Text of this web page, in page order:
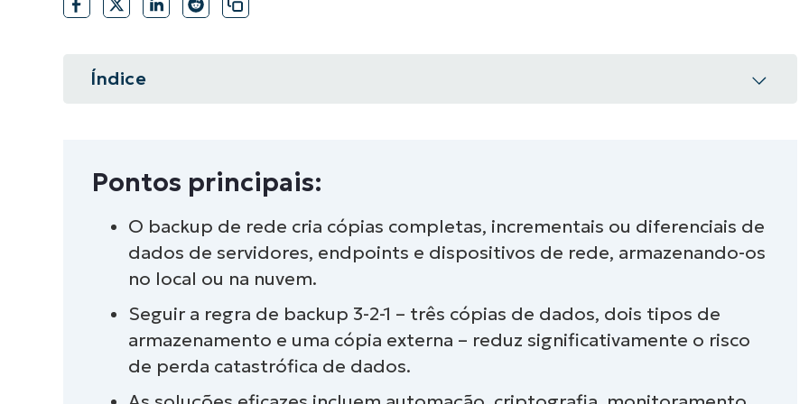
PRODUTO
Índice
Pontos principais:
O que é backup de configuração de rede?
O que é uma solução de backup de rede?
Como funciona o backup de rede
Implementação da regra de backup 3-2-1
Pontos principais:
O backup de rede cria cópias completas, incrementais ou diferenciais de
dados de servidores, endpoints e dispositivos de rede, armazenando-os
no local ou na nuvem.
Seguir a regra de backup 3-2-1 – três cópias de dados, dois tipos de
armazenamento e uma cópia externa – reduz significativamente o risco
de perda catastrófica de dados.